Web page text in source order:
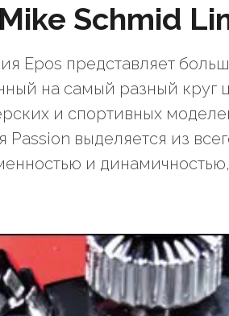
Schmid
Epos представляет
на самый разный круг
и спортивных
выделяется из
и динамичностью,